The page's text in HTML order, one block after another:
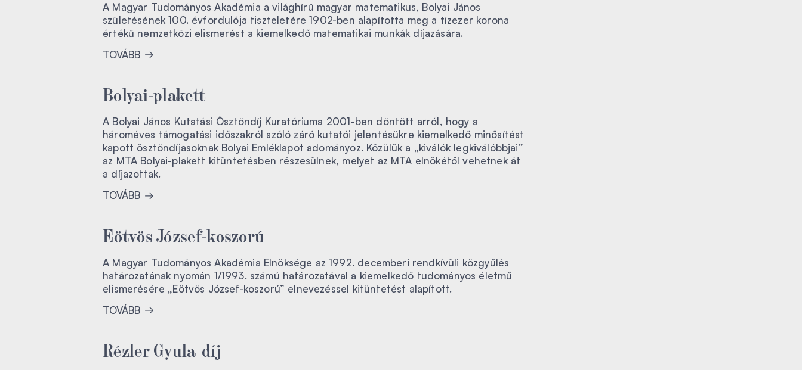
A Magyar Tudományos Akadémia a világhírű magyar matematikus, Bolyai János
születésének 100. évfordulója tiszteletére 1902-ben alapította meg a tízezer korona
értékű nemzetközi elismerést a kiemelkedő matematikai munkák díjazására.
TOVÁBB
Bolyai-plakett
A Bolyai János Kutatási Ösztöndíj Kuratóriuma 2001-ben döntött arról, hogy a
hároméves támogatási időszakról szóló záró kutatói jelentésükre kiemelkedő minősítést
kapott ösztöndíjasoknak Bolyai Emléklapot adományoz. Közülük a „kiválók legkiválóbbjai”
az MTA Bolyai-plakett kitüntetésben részesülnek, melyet az MTA elnökétől vehetnek át
a díjazottak.
TOVÁBB
Eötvös József-koszorú
A Magyar Tudományos Akadémia Elnöksége az 1992. decemberi rendkívüli közgyűlés
határozatának nyomán 1/1993. számú határozatával a kiemelkedő tudományos életmű
elismerésére „Eötvös József-koszorú” elnevezéssel kitüntetést alapított.
TOVÁBB
Rézler Gyula-díj